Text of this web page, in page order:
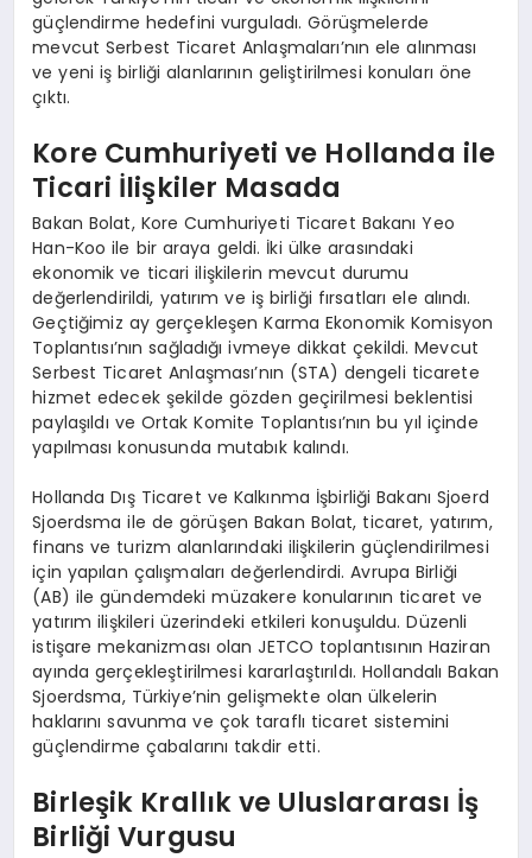
güçlendirme hedefini vurguladı. Görüşmelerde
mevcut Serbest Ticaret Anlaşmaları’nın ele alınması
ve yeni iş birliği alanlarının geliştirilmesi konuları öne
çıktı.
Kore Cumhuriyeti ve Hollanda ile
Ticari İlişkiler Masada
Bakan Bolat, Kore Cumhuriyeti Ticaret Bakanı Yeo
Han-Koo ile bir araya geldi. İki ülke arasındaki
ekonomik ve ticari ilişkilerin mevcut durumu
değerlendirildi, yatırım ve iş birliği fırsatları ele alındı.
Geçtiğimiz ay gerçekleşen Karma Ekonomik Komisyon
Toplantısı’nın sağladığı ivmeye dikkat çekildi. Mevcut
Serbest Ticaret Anlaşması’nın (STA) dengeli ticarete
hizmet edecek şekilde gözden geçirilmesi beklentisi
paylaşıldı ve Ortak Komite Toplantısı’nın bu yıl içinde
yapılması konusunda mutabık kalındı.
Hollanda Dış Ticaret ve Kalkınma İşbirliği Bakanı Sjoerd
Sjoerdsma ile de görüşen Bakan Bolat, ticaret, yatırım,
finans ve turizm alanlarındaki ilişkilerin güçlendirilmesi
için yapılan çalışmaları değerlendirdi. Avrupa Birliği
(AB) ile gündemdeki müzakere konularının ticaret ve
yatırım ilişkileri üzerindeki etkileri konuşuldu. Düzenli
istişare mekanizması olan JETCO toplantısının Haziran
ayında gerçekleştirilmesi kararlaştırıldı. Hollandalı Bakan
Sjoerdsma, Türkiye’nin gelişmekte olan ülkelerin
haklarını savunma ve çok taraflı ticaret sistemini
güçlendirme çabalarını takdir etti.
Birleşik Krallık ve Uluslararası İş
Birliği Vurgusu